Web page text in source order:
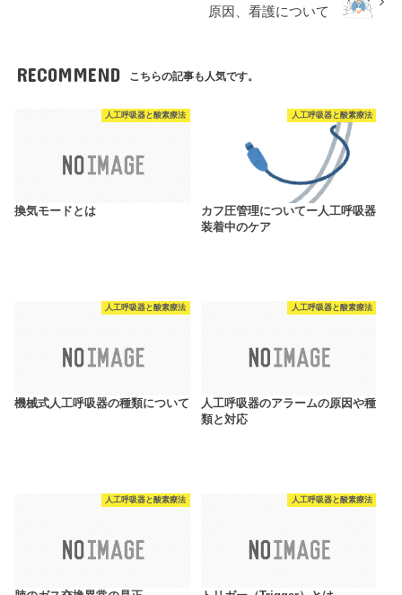
原因、看護について
RECOMMEND こちらの記事も人気です。
人工呼吸器と酸素療法
換気モードとは
人工呼吸器と酸素療法
カフ圧管理についてー人工呼吸器
装着中のケア
人工呼吸器と酸素療法
機械式人工呼吸器の種類について
人工呼吸器と酸素療法
人工呼吸器のアラームの原因や種
類と対応
人工呼吸器と酸素療法 人工呼吸器と酸素療法